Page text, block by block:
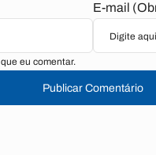
E-mail
eu comentar.
Publicar Comentário